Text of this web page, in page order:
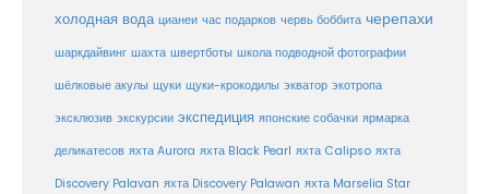
холодная вода цианеи час подарков червь боббита черепахи
шаркдайвинг шахта швертботы школа подводной фотографии
шёлковые акулы щуки щуки-крокодилы экватор экотропа
эксклюзив экскурсии экспедиция японские собачки ярмарка
деликатесов яхта Aurora яхта Black Pearl яхта Calipso яхта
Discovery Palavan яхта Discovery Palawan яхта Marselia Star